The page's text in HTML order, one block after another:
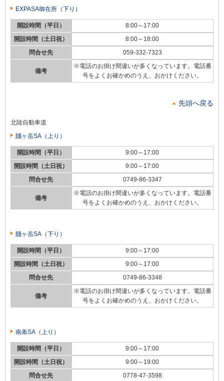
EXPASA御在所（下り）
開設時間（平日）
8:00～17:00
開設時間（土日祝）
8:00～18:00
問合せ先
059-332-7323
備考
※電話のお掛け間違いが多くなっています。電話番
号をよくお確かめのうえ、おかけください。
先頭へ戻る
北陸自動車道
賤ヶ岳SA（上り）
開設時間（平日）
9:00～17:00
開設時間（土日祝）
9:00～17:00
問合せ先
0749-86-3347
備考
※電話のお掛け間違いが多くなっています。電話番
号をよくお確かめのうえ、おかけください。
賤ヶ岳SA（下り）
開設時間（平日）
9:00～17:00
開設時間（土日祝）
9:00～17:00
問合せ先
0749-86-3348
備考
※電話のお掛け間違いが多くなっています。電話番
号をよくお確かめのうえ、おかけください。
南条SA（上り）
開設時間（平日）
9:00～17:00
開設時間（土日祝）
9:00～19:00
問合せ先
0778-47-3598